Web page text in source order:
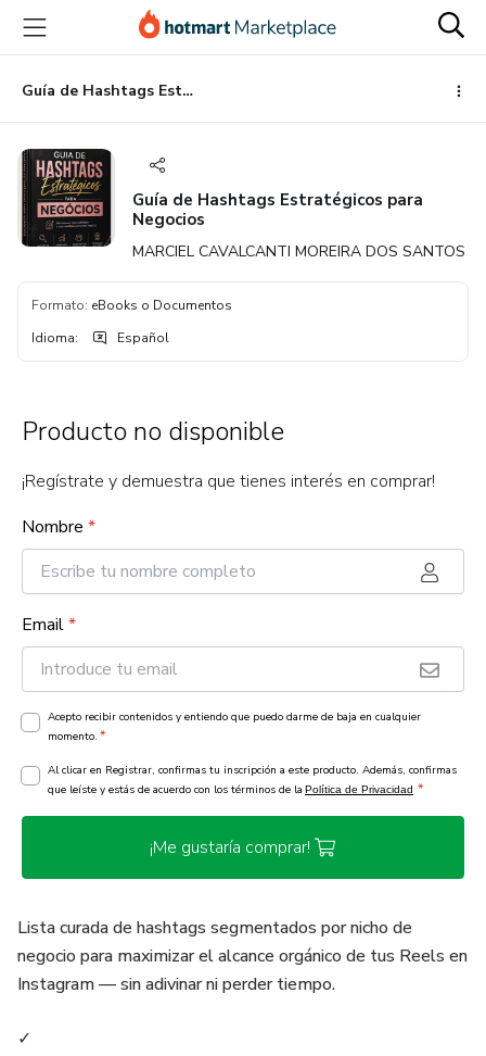
principal
página
de
página
Guía de Hashtags Estratégicos para Negocios
Guía de Hashtags Estratégicos para
Negocios
MARCIEL CAVALCANTI MOREIRA DOS SANTOS
Formato: eBooks o Documentos
Idioma: Español
Producto no disponible
¡Regístrate y demuestra que tienes interés en comprar!
Nombre *
Email*
Acepto recibir contenidos y entiendo que puedo darme de baja en cualquier
momento. *
Al clicar en Registrar, confirmas tu inscripción a este producto. Además, confirmas
que leíste y estás de acuerdo con los términos de la Política de Privacidad *
¡Me gustaría comprar!
Lista curada de hashtags segmentados por nicho de
negocio para maximizar el alcance orgánico de tus Reels en
Instagram — sin adivinar ni perder tiempo.
✓